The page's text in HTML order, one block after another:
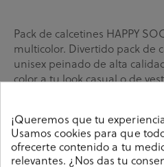
Pack de calcetines HAPPY
multicolor. Divertido pack de
unisex peinado de alta
color a tu look casual o de
Referencia197149
¡Queremos que tu
Usamos cookies para que
ofrecerte contenido a tu
relevantes. ¿Nos das tu